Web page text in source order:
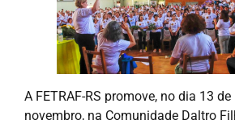
A FETRAF-RS promove, no dia 13 de
novembro, na Comunidade Daltro